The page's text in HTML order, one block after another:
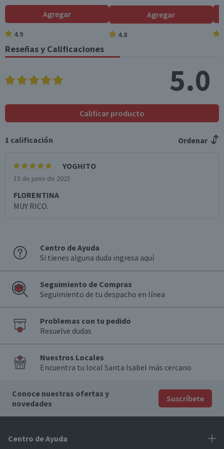
*Ingesta de referencia de un adulto promedio (8400 kj / 2000 kcal)
Agregar
4.9
Agregar
4.8
Reseñas y Calificaciones
5.0
Calificar producto
1 calificación Ordenar
YOGHITO
15 de junio de 2025
FLORENTINA
MUY RICO.
Centro de Ayuda
Si tienes alguna duda ingresa aquí
Seguimiento de Compras
Seguimiento de tu despacho en línea
Problemas con tu pedido
Resuelve dudas
Nuestros Locales
Encuentra tu local Santa Isabel más cercano
Conoce nuestras ofertas y
novedades
Suscríbete
Centro de Ayuda